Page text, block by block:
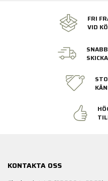
FRI
VID
KONTAKTA OSS